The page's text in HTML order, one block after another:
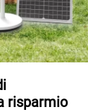
risparmio